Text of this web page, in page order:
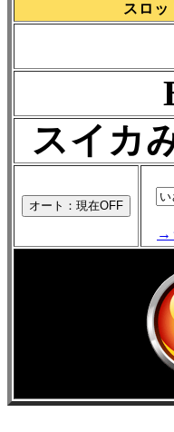
スロッ
スイカ
→